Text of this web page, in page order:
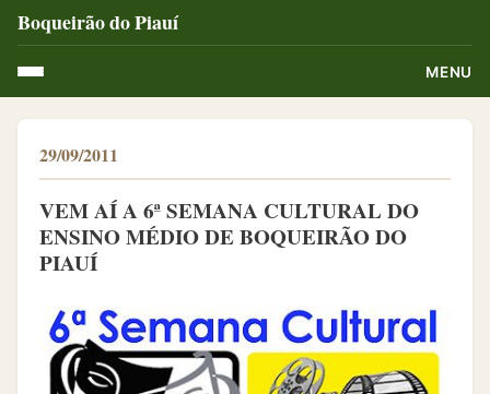
Boqueirão do Piauí
MENU
29/09/2011
VEM AÍ A 6ª SEMANA CULTURAL DO
ENSINO MÉDIO DE BOQUEIRÃO DO
PIAUÍ